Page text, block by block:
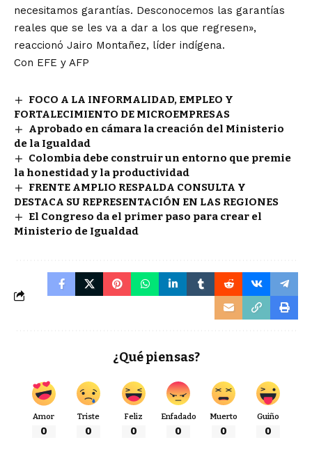
necesitamos garantías. Desconocemos las garantías
reales que se les va a dar a los que regresen»,
reaccionó Jairo Montañez, líder indígena.
Con EFE y AFP
FOCO A LA INFORMALIDAD, EMPLEO Y
FORTALECIMIENTO DE MICROEMPRESAS
Aprobado en cámara la creación del Ministerio
de la Igualdad
Colombia debe construir un entorno que premie
la honestidad y la productividad
FRENTE AMPLIO RESPALDA CONSULTA Y
DESTACA SU REPRESENTACIÓN EN LAS REGIONES
El Congreso da el primer paso para crear el
Ministerio de Igualdad
¿Qué piensas?
Amor
0
Triste
0
Feliz
0
Enfadado
0
Muerto
0
Guiño
0